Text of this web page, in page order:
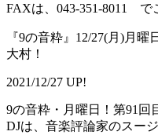
FAXは、043-351-8011 で
『9の音粋』12/27(月)月
大村！
2021/12/27 UP!
9の音粋・月曜日！第91回
DJは、音楽評論家のスー